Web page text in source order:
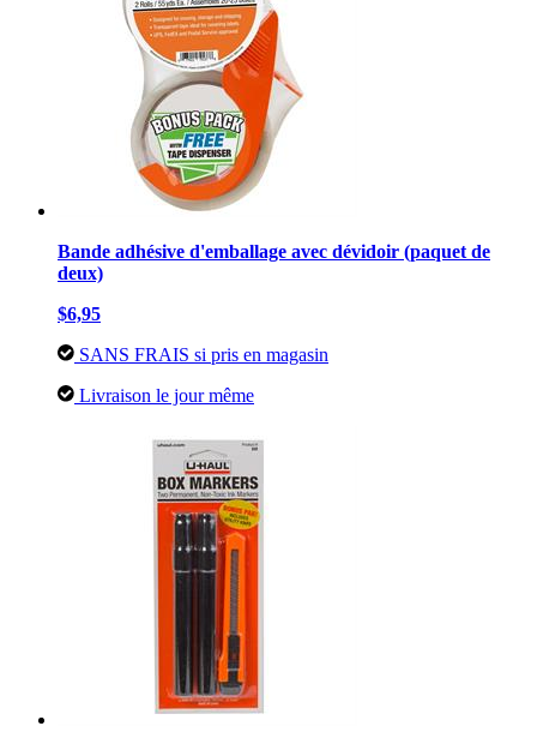
Bande adhésive d'emballage avec dévidoir (paquet de
deux)
$6,95
SANS FRAIS si pris en magasin
Livraison le jour même